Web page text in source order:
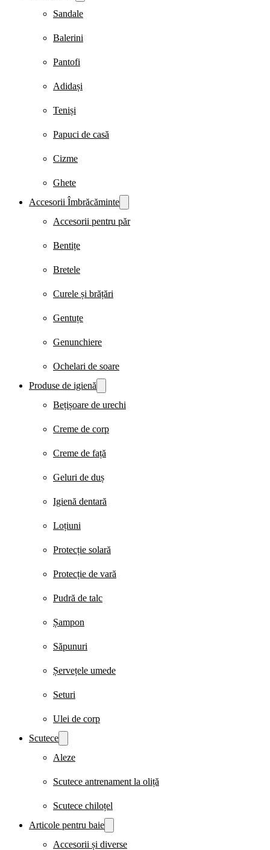
Sandale
Balerini
Pantofi
Adidași
Teniși
Papuci de casă
Cizme
Ghete
Accesorii Îmbrăcăminte
Accesorii pentru păr
Bentițe
Bretele
Curele și brățări
Gentuțe
Genunchiere
Ochelari de soare
Produse de igienă
Bețișoare de urechi
Creme de corp
Creme de față
Geluri de duș
Igienă dentară
Loțiuni
Protecție solară
Protecție de vară
Pudră de talc
Șampon
Săpunuri
Șervețele umede
Seturi
Ulei de corp
Scutece
Aleze
Scutece antrenament la oliță
Scutece chiloțel
Articole pentru baie
Accesorii și diverse